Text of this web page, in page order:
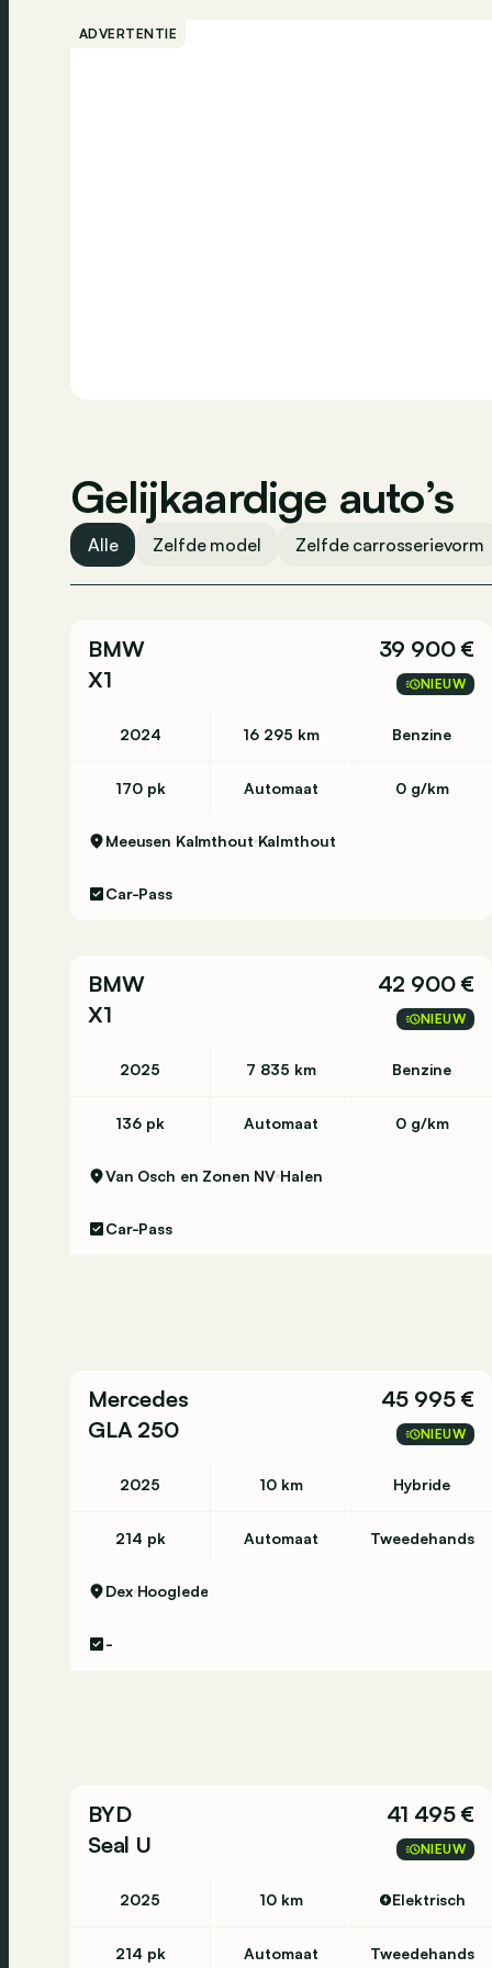
ADVERTENTIE
Gelijkaardige auto’s
Alle Zelfde model Zelfde carrosserievorm
BMW
X1
39 900 €
NIEUW
2024 16 295 km Benzine
170 pk Automaat 0 g/km
Meeusen Kalmthout Kalmthout
Car-Pass
BMW
X1
42 900 €
NIEUW
2025 7 835 km Benzine
136 pk Automaat 0 g/km
Van Osch en Zonen NV Halen
Car-Pass
Mercedes
GLA 250
45 995 €
NIEUW
2025 10 km Hybride
214 pk Automaat Tweedehands
Dex Hooglede
-
BYD
Seal U
41 495 €
NIEUW
2025 10 km Elektrisch
214 pk Automaat Tweedehands